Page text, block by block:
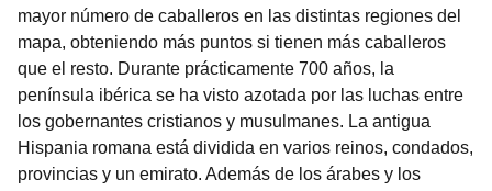
mayor número de caballeros en las distintas regiones del
mapa, obteniendo más puntos si tienen más caballeros
que el resto. Durante prácticamente 700 años, la
península ibérica se ha visto azotada por las luchas entre
los gobernantes cristianos y musulmanes. La antigua
Hispania romana está dividida en varios reinos, condados,
provincias y un emirato. Además de los árabes y los